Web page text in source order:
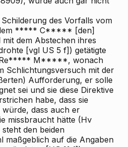
des Vorfalls vom
dem ***** C***** [den]
dem Abstechen ihres
[vgl US 5 f]) getätigte
Re***** M*****, wonach
mit der
Aufforderung, er solle
sei und sie diese Direktive
habe, dass sie
dass auch er
hätte (Hv
den beiden
maßgeblich auf die Angaben